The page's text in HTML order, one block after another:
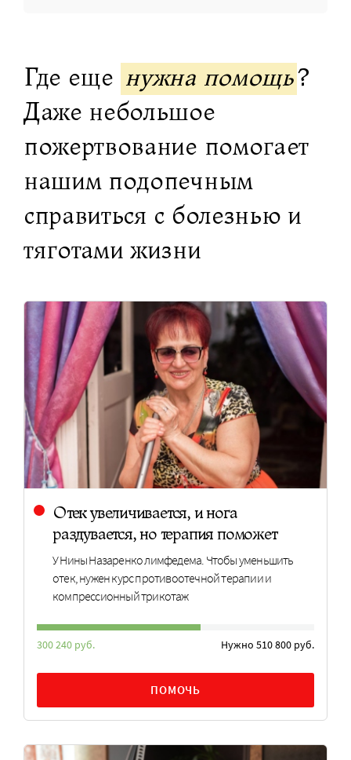
Где еще нужна помощь?
Даже небольшое
пожертвование помогает
нашим подопечным
справиться с болезнью и
тяготами жизни
Отек увеличивается, и нога
раздувается, но терапия поможет
У Нины Назаренко лимфедема. Чтобы уменьшить
отек, нужен курс противоотечной терапии и
компрессионный трикотаж
300 240 руб. Нужно 510 800 руб.
ПОМОЧЬ